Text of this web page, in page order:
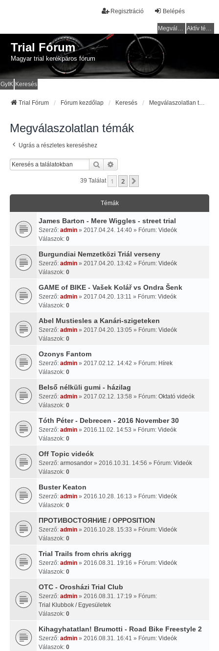
Belépés
Regisztráció
Megválaszolatlan témák Aktív témák
Trial Fórum
Magyar trial kerékpáros fórum
GyIK Keresés
Trial Fórum Fórum kezdőlap Keresés
Megválaszolatlan témák
Ugrás a részletes kereséshez
Keresés
39 Találat 1 2
Témák
James Barton - Mere Wiggles - street trial
Szerző: admin » 2017.04.24. 14:40 » Fórum: Videók
Válaszok: 0
Burgundiai Nemzetközi Triál verseny
Szerző: admin » 2017.04.20. 13:42 » Fórum: Videók
Válaszok: 0
GAME of BIKE - Vašek Kolář vs Ondra Šenk
Szerző: admin » 2017.04.20. 13:11 » Fórum: Videók
Válaszok: 0
Abel Mustiesles a Kanári-szigeteken
Szerző: admin » 2017.04.20. 13:05 » Fórum: Videók
Válaszok: 0
Ozonys Fantom
Szerző: admin » 2017.02.12. 14:42 » Fórum: Hírek
Válaszok: 0
Belső nélküli gumi - házilag
Szerző: admin » 2017.02.12. 13:58 » Fórum: Oktató videók
Válaszok: 0
Tóth Péter - Debrecen - 2016 November 30
Szerző: admin » 2016.11.02. 14:53 » Fórum: Videók
Válaszok: 0
Off Topic videók
Szerző: armosandor » 2016.10.31. 14:56 » Fórum: Videók
Válaszok: 0
Buster Keaton
Szerző: admin » 2016.10.28. 16:13 » Fórum: Videók
Válaszok: 0
ПРОТИВОСТОЯНИЕ / OPPOSITION
Szerző: admin » 2016.10.28. 15:33 » Fórum: Videók
Válaszok: 0
Trial Trails from chris akrigg
Szerző: admin » 2016.08.31. 19:16 » Fórum: Videók
Válaszok: 0
OTC - Orosházi Trial Club
Szerző: admin » 2016.08.31. 17:19 » Fórum:
Trial Klubbok / Egyesületek
Válaszok: 0
Kihagyhatatlan! Brumotti - Road Bike Freestyle 2
Szerző: admin » 2016.08.31. 16:41 » Fórum: Videók
Válaszok: 0